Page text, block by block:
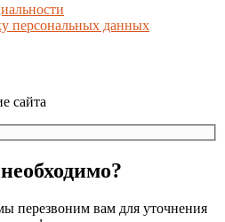
персональных данных
сайта
перезвоним вам для уточнения